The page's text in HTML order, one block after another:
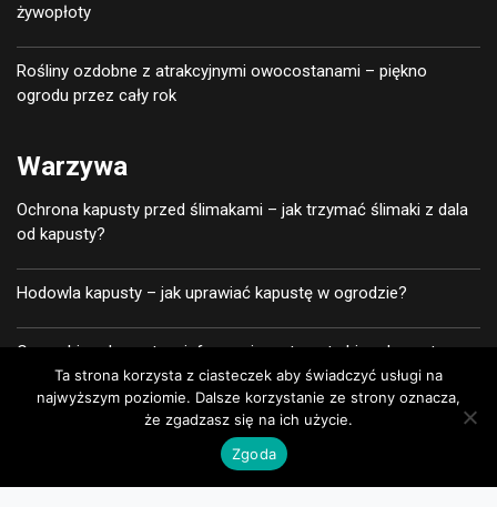
żywopłoty
Rośliny ozdobne z atrakcyjnymi owocostanami – piękno
ogrodu przez cały rok
Warzywa
Ochrona kapusty przed ślimakami – jak trzymać ślimaki z dala
od kapusty?
Hodowla kapusty – jak uprawiać kapustę w ogrodzie?
Czas zbioru kapusty – informacje na temat zbioru kapusty
W jaki sposób pielęgnować i uprawiać kapustę pekińską?
Ta strona korzysta z ciasteczek aby świadczyć usługi na
najwyższym poziomie. Dalsze korzystanie ze strony oznacza,
że zgadzasz się na ich użycie.
Zgoda